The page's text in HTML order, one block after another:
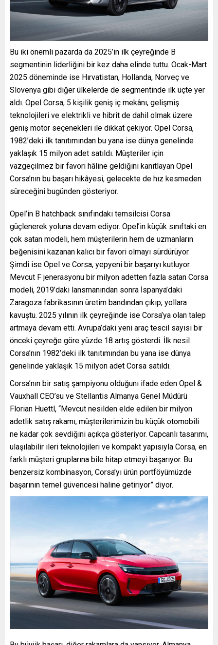
Bu iki önemli pazarda da 2025’in ilk çeyreğinde B
segmentinin liderliğini bir kez daha elinde tuttu. Ocak-Mart
2025 döneminde ise Hırvatistan, Hollanda, Norveç ve
Slovenya gibi diğer ülkelerde de segmentinde ilk üçte yer
aldı. Opel Corsa, 5 kişilik geniş iç mekânı, gelişmiş
teknolojileri ve elektrikli ve hibrit de dahil olmak üzere
geniş motor seçenekleri ile dikkat çekiyor. Opel Corsa,
1982’deki ilk tanıtımından bu yana ise dünya genelinde
yaklaşık 15 milyon adet satıldı. Müşteriler için
vazgeçilmez bir favori hâline geldiğini kanıtlayan Opel
Corsa’nın bu başarı hikâyesi, gelecekte de hız kesmeden
süreceğini bugünden gösteriyor.
Opel’in B hatchback sınıfındaki temsilcisi Corsa
güçlenerek yoluna devam ediyor. Opel’in küçük sınıftaki en
çok satan modeli, hem müşterilerin hem de uzmanların
beğenisini kazanan kalıcı bir favori olmayı sürdürüyor.
Şimdi ise Opel ve Corsa, yepyeni bir başarıyı kutluyor.
Mevcut F jenerasyonu bir milyon adetten fazla satan Corsa
modeli, 2019’daki lansmanından sonra İspanya’daki
Zaragoza fabrikasının üretim bandından çıkıp, yollara
kavuştu. 2025 yılının ilk çeyreğinde ise Corsa’ya olan talep
artmaya devam etti. Avrupa’daki yeni araç tescil sayısı bir
önceki çeyreğe göre yüzde 18 artış gösterdi. İlk nesil
Corsa’nın 1982’deki ilk tanıtımından bu yana ise dünya
genelinde yaklaşık 15 milyon adet Corsa satıldı.
Corsa’nın bir satış şampiyonu olduğunı ifade eden Opel &
Vauxhall CEO’su ve Stellantis Almanya Genel Müdürü
Florian Huettl, “Mevcut nesilden elde edilen bir milyon
adetlik satış rakamı, müşterilerimizin bu küçük otomobili
ne kadar çok sevdiğini açıkça gösteriyor. Capcanlı tasarımı,
ulaşılabilir ileri teknolojileri ve kompakt yapısıyla Corsa, en
farklı müşteri gruplarına bile hitap etmeyi başarıyor. Bu
benzersiz kombinasyon, Corsa’yı ürün portföyümüzde
başarının temel güvencesi haline getiriyor” diyor.